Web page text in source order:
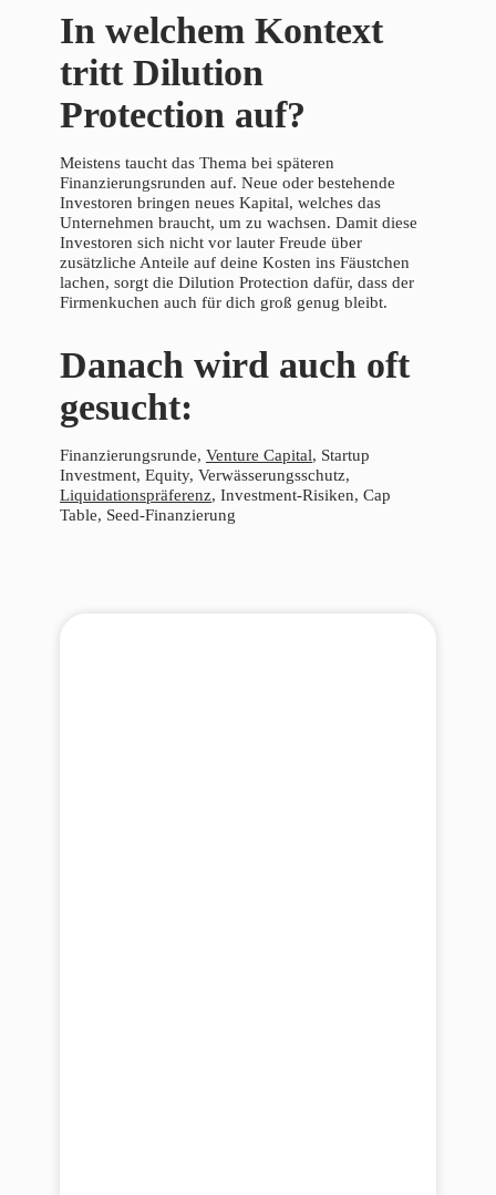
In welchem Kontext
tritt Dilution
Protection auf?
Meistens taucht das Thema bei späteren
Finanzierungsrunden auf. Neue oder bestehende
Investoren bringen neues Kapital, welches das
Unternehmen braucht, um zu wachsen. Damit diese
Investoren sich nicht vor lauter Freude über
zusätzliche Anteile auf deine Kosten ins Fäustchen
lachen, sorgt die Dilution Protection dafür, dass der
Firmenkuchen auch für dich groß genug bleibt.
Danach wird auch oft
gesucht:
Finanzierungsrunde, Venture Capital, Startup
Investment, Equity, Verwässerungsschutz,
Liquidationspräferenz, Investment-Risiken, Cap
Table, Seed-Finanzierung